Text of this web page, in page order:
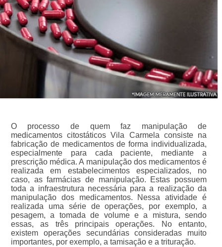
O processo de quem faz manipulação de
medicamentos citostáticos Vila Carmela consiste na
fabricação de medicamentos de forma individualizada,
especialmente para cada paciente, mediante a
prescrição médica. A manipulação dos medicamentos é
realizada em estabelecimentos especializados, no
caso, as farmácias de manipulação. Estas possuem
toda a infraestrutura necessária para a realização da
manipulação dos medicamentos. Nessa atividade é
realizada uma série de operações, por exemplo, a
pesagem, a tomada de volume e a mistura, sendo
essas, as três principais operações. No entanto,
existem operações secundárias consideradas muito
importantes, por exemplo, a tamisação e a trituração.